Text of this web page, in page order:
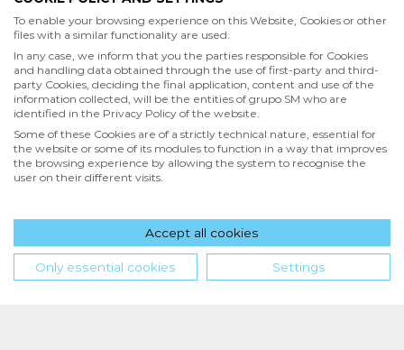
He leído y acepto lasCondiciones de uso
Política de privacidad
Acepto
Deseo recibir comunicaciones comerciales de grupo SM
Enviar
Hola! ¿en qué podemos ayudarte?
To enable your browsing experience on this Website, Cookies or other
files with a similar functionality are used.
In any case, we inform that you the parties responsible for Cookies
and handling data obtained through the use of first-party and third-
party Cookies, deciding the final application, content and use of the
information collected, will be the entities of grupo SM who are
identified in the Privacy Policy of the website.
Some of these Cookies are of a strictly technical nature, essential for
the website or some of its modules to function in a way that improves
the browsing experience by allowing the system to recognise the
user on their different visits.
Accept all cookies
Only essential cookies Settings